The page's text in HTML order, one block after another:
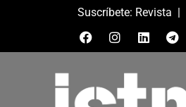
Suscríbete: Revista |